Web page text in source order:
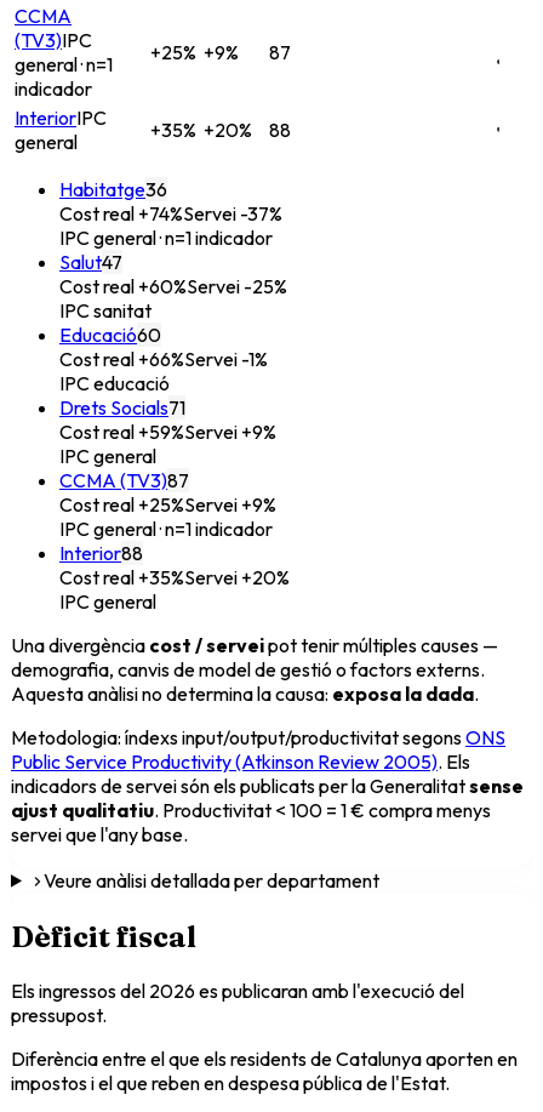
CCMA
(TV3)IPC
general· n=1
indicador
+25% +9% 87
InteriorIPC
general
+35% +20% 88
Habitatge36
Cost real +74%Servei -37%
IPC general· n=1 indicador
Salut47
Cost real +60%Servei -25%
IPC sanitat
Educació60
Cost real +66%Servei -1%
IPC educació
Drets Socials71
Cost real +59%Servei +9%
IPC general
CCMA (TV3)87
Cost real +25%Servei +9%
IPC general· n=1 indicador
Interior88
Cost real +35%Servei +20%
IPC general
Una divergència cost / serveipot tenir múltiples causes —
demografia, canvis de model de gestió o factors externs.
Aquesta anàlisi no determina la causa: exposa la dada.
Metodologia: índexs input/output/productivitat segonsONS
Public Service Productivity (Atkinson Review 2005). Els
indicadors de servei són els publicats per la Generalitatsense
ajust qualitatiu. Productivitat < 100 = 1 € compra menys
servei que l'any base.
Veure anàlisi detallada per departament
Dèficit fiscal
Els ingressos del 2026 es publicaran amb l'execució del
pressupost.
Diferència entre el que els residents de Catalunya aporten en
impostos i el que reben en despesa pública de l'Estat.